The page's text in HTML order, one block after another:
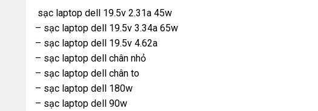
sạc laptop dell 19.5v 2.31a 45w
– sạc laptop dell 19.5v 3.34a 65w
– sạc laptop dell 19.5v 4.62a
– sạc laptop dell chân nhỏ
– sạc laptop dell chân to
– sạc laptop dell 180w
– sạc laptop dell 90w